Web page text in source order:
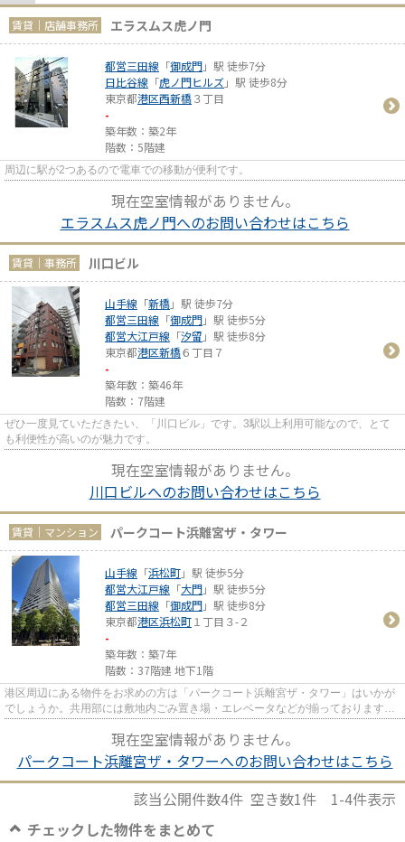
賃貸｜店舗事務所 エラスムス虎ノ門
都営三田線 「御成門」駅 徒歩7分
日比谷線 「虎ノ門ヒルズ」駅 徒歩8分
東京都港区西新橋３丁目
-
築年数：築2年
階数：5階建
周辺に駅が2つあるので電車での移動が便利です。
現在空室情報がありません。
エラスムス虎ノ門へのお問い合わせはこちら
賃貸｜事務所 川口ビル
山手線 「新橋」駅 徒歩7分
都営三田線 「御成門」駅 徒歩5分
都営大江戸線 「汐留 」駅 徒歩8分
東京都港区新橋６丁目７
-
築年数：築46年
階数：7階建
ぜひ一度見ていただきたい、「川口ビル」です。3駅以上利用可能なので、とて
も利便性が高いのが魅力です。
現在空室情報がありません。
川口ビルへのお問い合わせはこちら
賃貸｜マンション パークコート浜離宮ザ・タワー
山手線 「浜松町」駅 徒歩5分
都営大江戸線 「大門」駅 徒歩5分
都営三田線 「御成門」駅 徒歩8分
東京都港区浜松町１丁目３-２
-
築年数：築7年
階数：37階建 地下1階
港区周辺にある物件をお求めの方は「パークコート浜離宮ザ・タワー」はいかが
でしょうか。共用部には敷地内ごみ置き場・エレベータなどが揃っております。
現在空室情報がありません。
パークコート浜離宮ザ・タワーへのお問い合わせはこちら
該当公開件数4件 空き数1件 1-4件表示
チェックした物件をまとめて